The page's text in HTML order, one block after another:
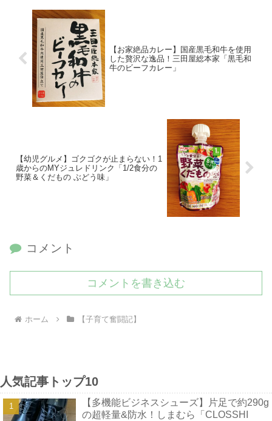
【お家絶品カレー】国産黒毛和牛を使用
した贅沢な逸品！三田屋総本家「黒毛和
牛のビーフカレー」
【幼児グルメ】ゴクゴクが止まらない！1
歳からのMYジュレドリンク「1/2食分の
野菜＆くだもの ぶどう味」
コメント
コメントを書き込む
ホーム 【子育て奮闘記】
人気記事トップ10
【多機能ビジネスシューズ】片足で約290g
の超軽量&防水！しまむら「CLOSSHI